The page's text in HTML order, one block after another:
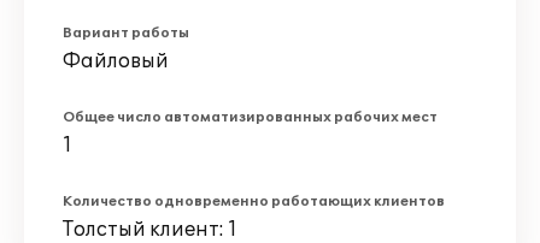
Вариант работы
Файловый
Общее число автоматизированных рабочих мест
1
Количество одновременно работающих клиентов
Толстый клиент: 1